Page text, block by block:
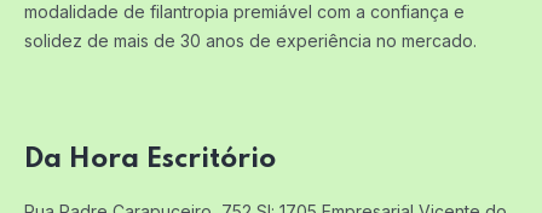
modalidade de filantropia premiável com a confiança e
solidez de mais de 30 anos de experiência no mercado.
Da Hora Escritório